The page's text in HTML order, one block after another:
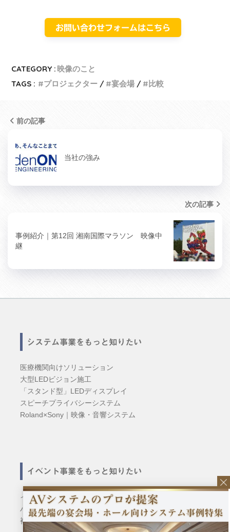
お問い合わせフォームはこちら
CATEGORY : 映像のこと
TAGS :
プロジェクター 宴会場 比較
前の記事
当社の強み
次の記事
事例紹介｜第12回 湘南国際マラソン 映像中
継
システム事業をもっと知りたい
医療機関向けソリューション
大型LEDビジョン施工
「スタンド型」LEDディスプレイ
スピーチプライバシーシステム
Roland×Sony｜映像・音響システム
イベント事業をもっと知りたい
イベント企画・運営
ハイブリッド型バーチャル株主総会
複合型ゲーミングイベント「BTR」